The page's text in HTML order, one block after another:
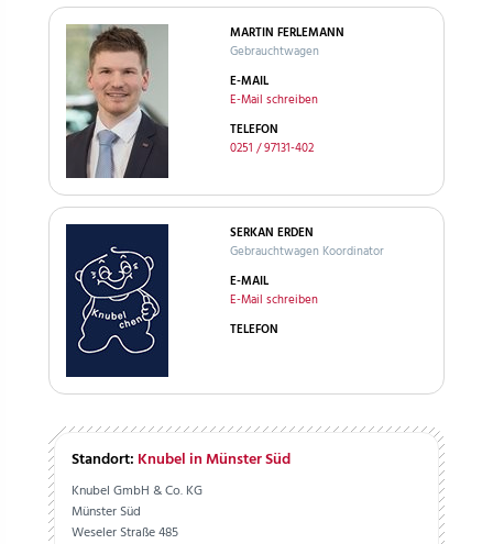
MARTIN FERLEMANN
Gebrauchtwagen
E-MAIL
E-Mail schreiben
TELEFON
0251 / 97131-402
SERKAN ERDEN
Gebrauchtwagen Koordinator
E-MAIL
E-Mail schreiben
TELEFON
Standort: Knubel in Münster Süd
Knubel GmbH & Co. KG
Münster Süd
Weseler Straße 485